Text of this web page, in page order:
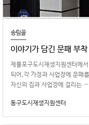
송림골
이야기가 담긴 문패 부착
제물포구도시재생지원센터에
되어,각 가정과 사업장에 문패
자신의 집과 사업장에 걸리는 …
동구도시재생지원센터